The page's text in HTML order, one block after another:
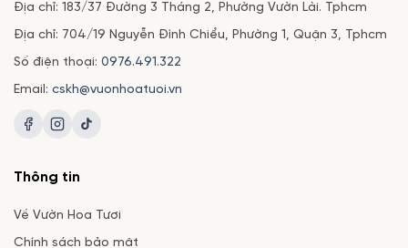
Địa chỉ: 183/37 Đường 3 Tháng 2, Phường Vườn Lài. Tphcm
Địa chỉ: 704/19 Nguyễn Đình Chiểu, Phường 1, Quận 3, Tphcm
Số điện thoại: 0976.491.322
Email: cskh@vuonhoatuoi.vn
Thông tin
Về Vườn Hoa Tươi
Chính sách bảo mật